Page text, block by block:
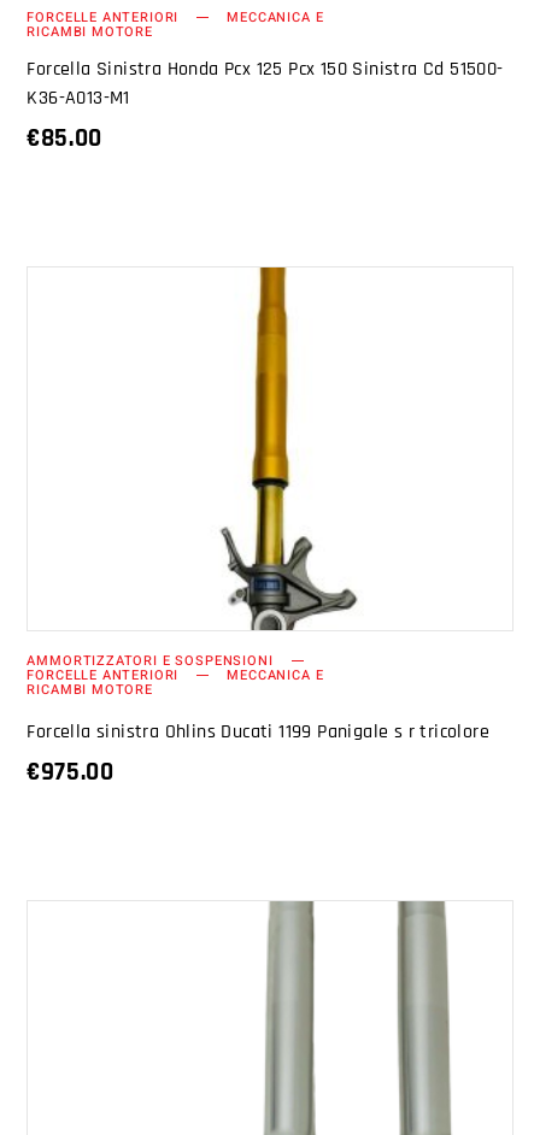
FORCELLE ANTERIORI MECCANICA E
RICAMBI MOTORE
Forcella Sinistra Honda Pcx 125 Pcx 150 Sinistra Cd 51500-
K36-A013-M1
€85.00
AGGIUNGI AL CARRELLO
AMMORTIZZATORI E SOSPENSIONI
FORCELLE ANTERIORI MECCANICA E
RICAMBI MOTORE
Forcella sinistra Ohlins Ducati 1199 Panigale s r tricolore
€975.00
AGGIUNGI AL CARRELLO